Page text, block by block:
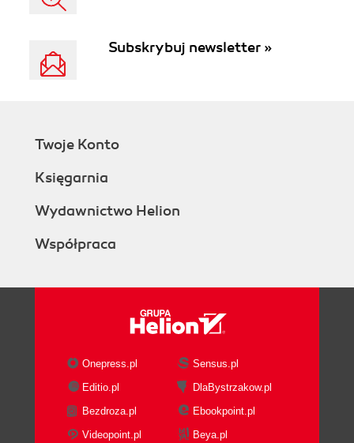
Subskrybuj newsletter »
Twoje Konto
Księgarnia
Wydawnictwo Helion
Współpraca
Onepress.pl
Sensus.pl
Editio.pl
DlaBystrzakow.pl
Bezdroza.pl
Ebookpoint.pl
Videopoint.pl
Beya.pl